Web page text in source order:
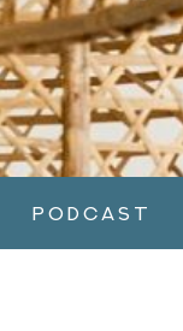
Podcast